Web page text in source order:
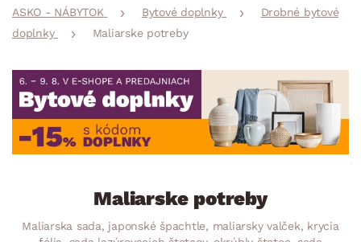
ASKO - NÁBYTOK Bytové doplnky
Drobné bytové
doplnky
Maliarske potreby
Maliarske potreby
Maliarska sada, japonské špachtle, maliarsky valček, krycia